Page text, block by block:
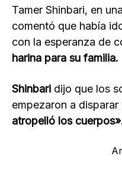
Tamer Shinbari, en
comentó que había
con la esperanza de
harina para su familia.
Shinbari dijo que los
empezaron a disparar
atropelló los